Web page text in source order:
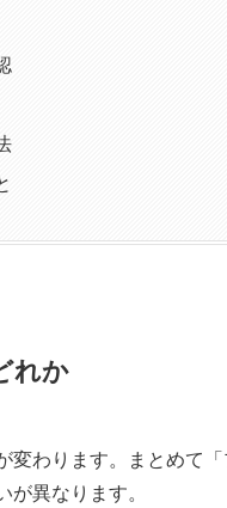
れか
わります。まとめて
異なります。